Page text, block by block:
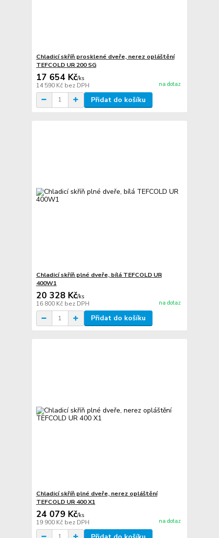
Chladicí skříň prosklené dveře, nerez opláštění
TEFCOLD UR 200 SG
17 654 Kč/ks
14 590 Kč bez DPH na dotaz
Přidat do košíku
Chladicí skříň plné dveře, bílá TEFCOLD UR
400W1
20 328 Kč/ks
16 800 Kč bez DPH na dotaz
Přidat do košíku
Chladicí skříň plné dveře, nerez opláštění
TEFCOLD UR 400 X1
24 079 Kč/ks
19 900 Kč bez DPH na dotaz